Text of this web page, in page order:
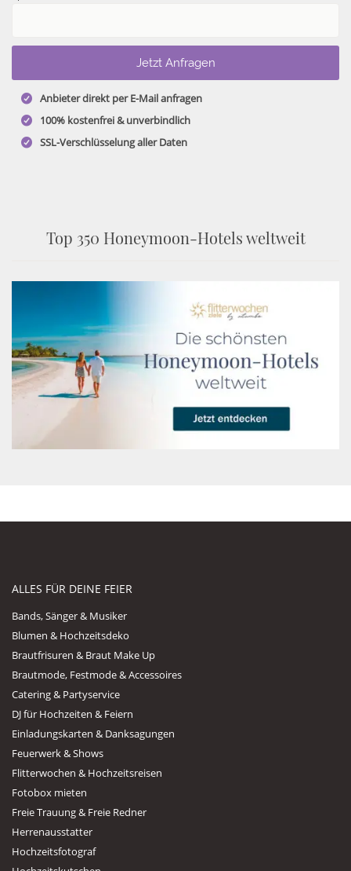
Anbieter direkt per E-Mail anfragen
100% kostenfrei & unverbindlich
SSL-Verschlüsselung aller Daten
Top 350 Honeymoon-Hotels weltweit
ALLES FÜR DEINE FEIER
Bands, Sänger & Musiker
Blumen & Hochzeitsdeko
Brautfrisuren & Braut Make Up
Brautmode, Festmode & Accessoires
Catering & Partyservice
DJ für Hochzeiten & Feiern
Einladungskarten & Danksagungen
Feuerwerk & Shows
Flitterwochen & Hochzeitsreisen
Fotobox mieten
Freie Trauung & Freie Redner
Herrenausstatter
Hochzeitsfotograf